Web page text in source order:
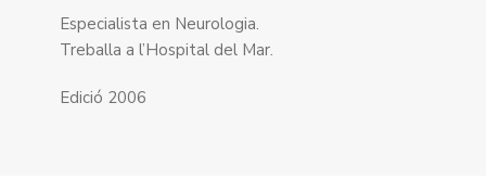
Especialista en Neurologia.
Treballa a l’Hospital del Mar.
Edició 2006